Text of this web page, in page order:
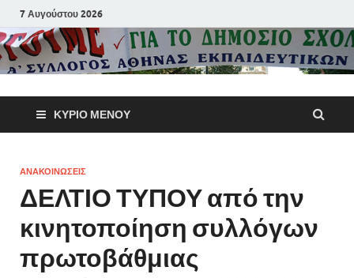
7 Αυγούστου 2026
Α΄
Αθηνών
Π.Ε.
ΚΎΡΙΟ ΜΕΝΟΎ
ΑΝΑΚΟΙΝΩΣΕΙΣ
ΔΕΛΤΙΟ ΤΥΠΟΥ από την
κινητοποίηση συλλόγων
πρωτοβάθμιας